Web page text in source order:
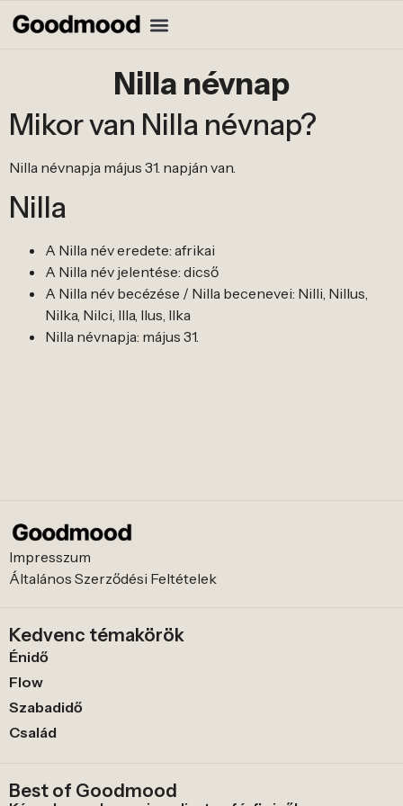
Nilla névnap
Mikor van Nilla névnap?
Nilla névnapja május 31. napján van.
Nilla
A Nilla név eredete: afrikai
A Nilla név jelentése: dicső
A Nilla név becézése / Nilla becenevei: Nilli, Nillus,
Nilka, Nilci, Illa, Ilus, Ilka
Nilla névnapja: május 31.
Impresszum
Általános Szerződési Feltételek
Kedvenc témakörök
Énidő
Flow
Szabadidő
Család
Best of Goodmood